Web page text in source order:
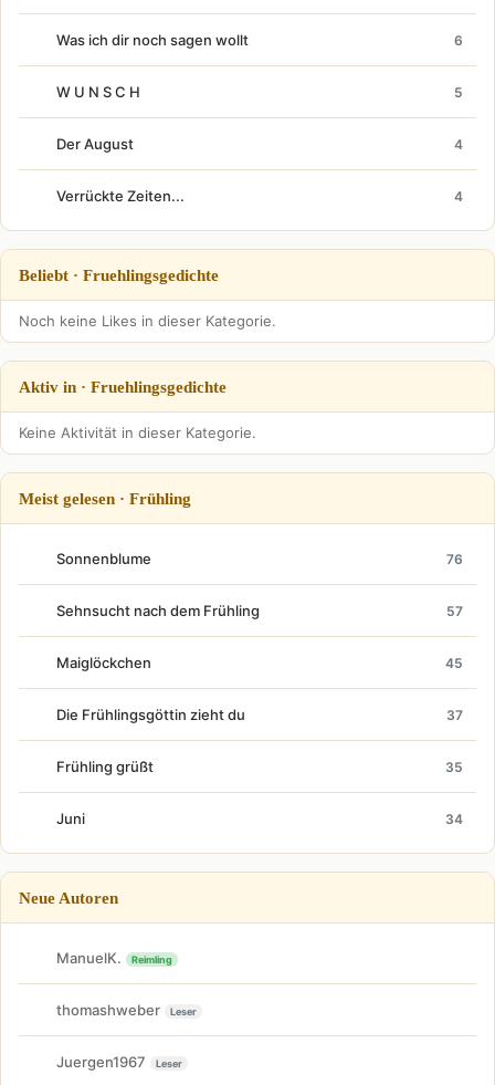
Was ich dir noch sagen wollt 6
W U N S C H 5
Der August 4
Verrückte Zeiten... 4
Beliebt · Fruehlingsgedichte
Noch keine Likes in dieser Kategorie.
Aktiv in · Fruehlingsgedichte
Keine Aktivität in dieser Kategorie.
Meist gelesen · Frühling
Sonnenblume 76
Sehnsucht nach dem Frühling 57
Maiglöckchen 45
Die Frühlingsgöttin zieht du 37
Frühling grüßt 35
Juni 34
Neue Autoren
ManuelK. Reimling
thomashweber Leser
Juergen1967 Leser